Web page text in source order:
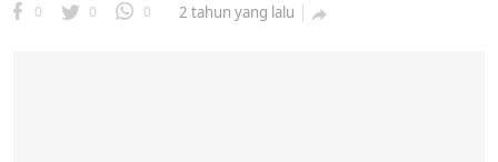
0 0 0 2 tahun yang lalu 